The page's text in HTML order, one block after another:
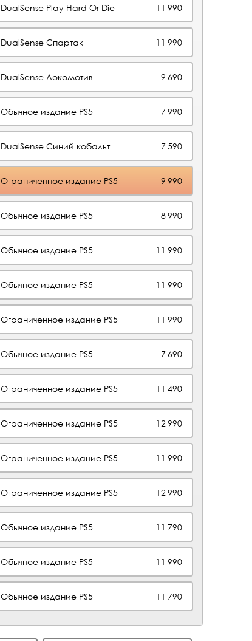
DualSense Play Hard Or Die 11 990
DualSense Спартак 11 990
DualSense Локомотив 9 690
Обычное издание PS5 7 990
DualSense Синий кобальт 7 590
Ограниченное издание PS5 9 990
Обычное издание PS5 8 990
Обычное издание PS5 11 990
Обычное издание PS5 11 990
Ограниченное издание PS5 11 990
Обычное издание PS5 7 690
Ограниченное издание PS5 11 490
Ограниченное издание PS5 12 990
Ограниченное издание PS5 11 990
Ограниченное издание PS5 12 990
Обычное издание PS5 11 790
Обычное издание PS5 11 990
Обычное издание PS5 11 790